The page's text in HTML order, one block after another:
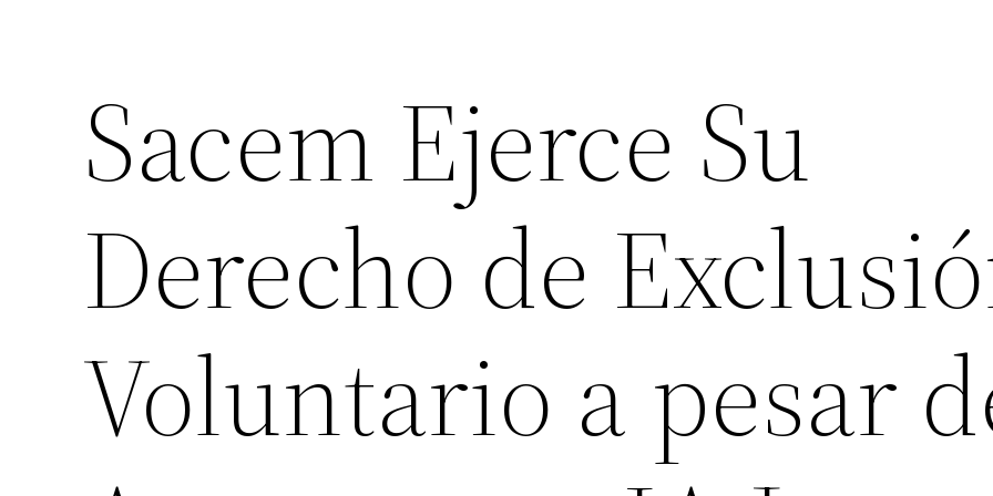
Sacem Ejerce Su
Derecho de
Voluntario a pesar